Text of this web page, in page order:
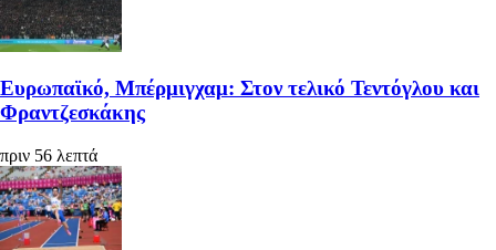
Ευρωπαϊκό, Μπέρμιγχαμ: Στον τελικό Τεντόγλου και
Φραντζεσκάκης
πριν 56 λεπτά